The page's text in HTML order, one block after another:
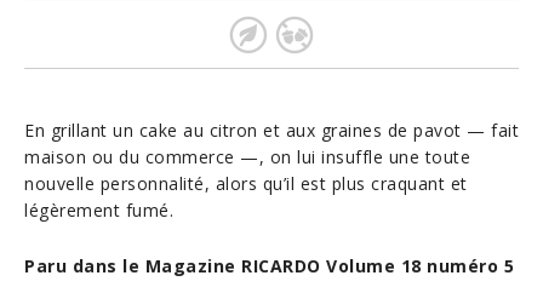
En grillant un cake au citron et aux graines de pavot — fait
maison ou du commerce —, on lui insuffle une toute
nouvelle personnalité, alors qu’il est plus craquant et
légèrement fumé.
Paru dans le Magazine RICARDO Volume 18 numéro 5